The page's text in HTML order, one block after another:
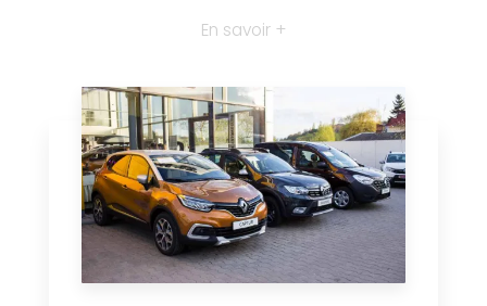
En savoir +